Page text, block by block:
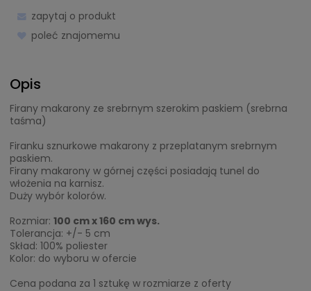
zapytaj o produkt
poleć znajomemu
Opis
Firany makarony ze srebrnym szerokim paskiem (srebrna
taśma)
Firanku sznurkowe makarony z przeplatanym srebrnym
paskiem.
Firany makarony w górnej części posiadają tunel do
włożenia na karnisz.
Duży wybór kolorów.
Rozmiar: 100 cm x 160 cm wys.
Tolerancja: +/- 5 cm
Skład: 100% poliester
Kolor: do wyboru w ofercie
Cena podana za 1 sztukę w rozmiarze z oferty